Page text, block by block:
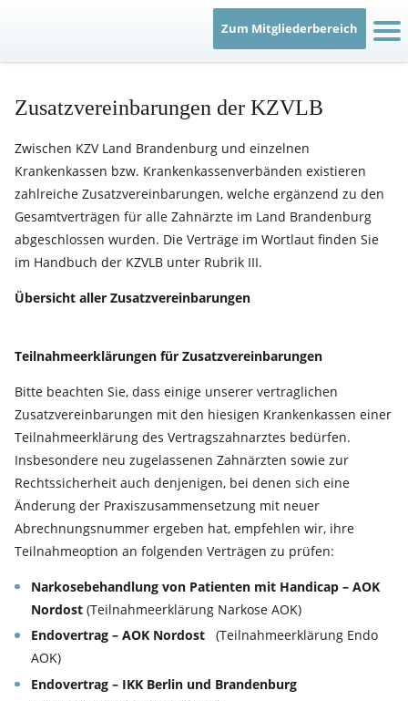
Zum Mitgliederbereich
Zusatzvereinbarungen der KZVLB
Zwischen KZV Land Brandenburg und einzelnen
Krankenkassen bzw. Krankenkassenverbänden existieren
zahlreiche Zusatzvereinbarungen, welche ergänzend zu den
Gesamtverträgen für alle Zahnärzte im Land Brandenburg
abgeschlossen wurden. Die Verträge im Wortlaut finden Sie
im Handbuch der KZVLB unter Rubrik III.
Übersicht aller Zusatzvereinbarungen
Teilnahmeerklärungen für Zusatzvereinbarungen
Bitte beachten Sie, dass einige unserer vertraglichen
Zusatzvereinbarungen mit den hiesigen Krankenkassen einer
Teilnahmeerklärung des Vertragszahnarztes bedürfen.
Insbesondere neu zugelassenen Zahnärzten sowie zur
Rechtssicherheit auch denjenigen, bei denen sich eine
Änderung der Praxiszusammensetzung mit neuer
Abrechnungsnummer ergeben hat, empfehlen wir, ihre
Teilnahmeoption an folgenden Verträgen zu prüfen:
Narkosebehandlung von Patienten mit Handicap – AOK
Nordost (Teilnahmeerklärung Narkose AOK)
Endovertrag – AOK Nordost(Teilnahmeerklärung Endo
AOK)
Endovertrag – IKK Berlin und Brandenburg